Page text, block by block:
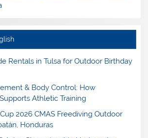
Rentals in Tulsa for Outdoor Birthday
& Body Control: How
Athletic Training
2026 CMAS Freediving Outdoor
Honduras